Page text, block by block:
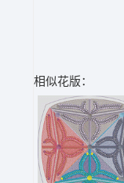
相似花版：